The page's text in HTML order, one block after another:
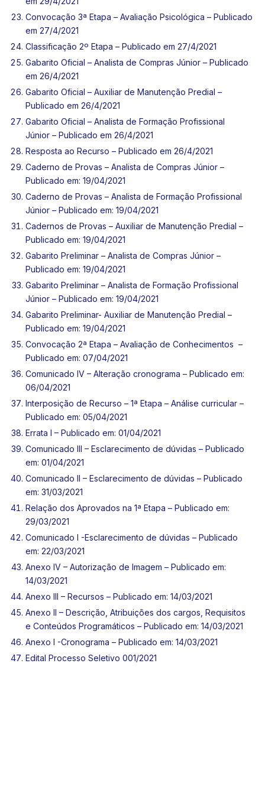
Convocação 3ª Etapa – Avaliação Psicológica – Publicado
em 27/4/2021
Classificação 2º Etapa – Publicado em 27/4/2021
Gabarito Oficial – Analista de Compras Júnior – Publicado
em 26/4/2021
Gabarito Oficial – Auxiliar de Manutenção Predial –
Publicado em 26/4/2021
Gabarito Oficial – Analista de Formação Profissional
Júnior – Publicado em 26/4/2021
Resposta ao Recurso – Publicado em 26/4/2021
Caderno de Provas – Analista de Compras Júnior –
Publicado em: 19/04/2021
Caderno de Provas – Analista de Formação Profissional
Júnior – Publicado em: 19/04/2021
Cadernos de Provas – Auxiliar de Manutenção Predial –
Publicado em: 19/04/2021
Gabarito Preliminar – Analista de Compras Júnior –
Publicado em: 19/04/2021
Gabarito Preliminar – Analista de Formação Profissional
Júnior – Publicado em: 19/04/2021
Gabarito Preliminar- Auxiliar de Manutenção Predial –
Publicado em: 19/04/2021
Convocação 2ª Etapa – Avaliação de Conhecimentos –
Publicado em: 07/04/2021
Comunicado IV – Alteração cronograma – Publicado em:
06/04/2021
Interposição de Recurso – 1ª Etapa – Análise curricular –
Publicado em: 05/04/2021
Errata I – Publicado em: 01/04/2021
Comunicado III – Esclarecimento de dúvidas – Publicado
em: 01/04/2021
Comunicado II – Esclarecimento de dúvidas – Publicado
em: 31/03/2021
Relação dos Aprovados na 1ª Etapa – Publicado em:
29/03/2021
Comunicado I -Esclarecimento de dúvidas – Publicado
em: 22/03/2021
Anexo IV – Autorização de Imagem – Publicado em:
14/03/2021
Anexo III – Recursos – Publicado em: 14/03/2021
Anexo II – Descrição, Atribuições dos cargos, Requisitos
e Conteúdos Programáticos – Publicado em: 14/03/2021
Anexo I -Cronograma – Publicado em: 14/03/2021
Edital Processo Seletivo 001/2021